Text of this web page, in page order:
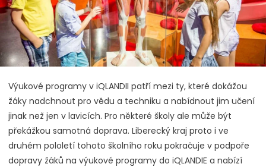
Výukové programy v iQLANDII patří mezi ty, které dokážou
žáky nadchnout pro vědu a techniku a nabídnout jim učení
jinak než jen v lavicích. Pro některé školy ale může být
překážkou samotná doprava. Liberecký kraj proto i ve
druhém pololetí tohoto školního roku pokračuje v podpoře
dopravy žáků na výukové programy do iQLANDIE a nabízí